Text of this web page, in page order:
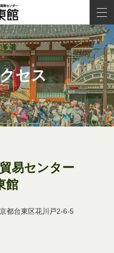
セス
易センター
館
都台東区花川戸2-6-5